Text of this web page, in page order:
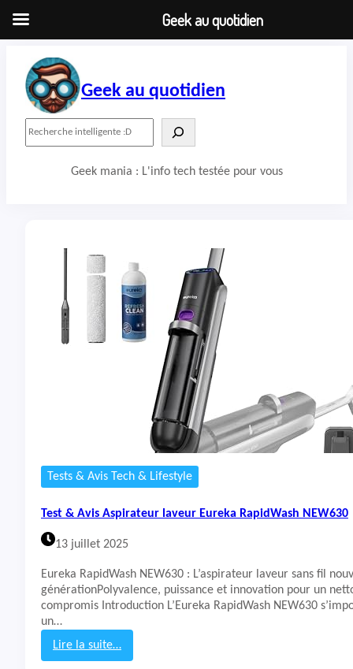
contenu
Geek au quotidien
Geek mania : L'info tech testée pour vous
Tests & Avis Tech & Lifestyle
Test & Avis Aspirateur laveur Eureka RapidWash NEW630
13 juillet 2025
Eureka RapidWash NEW630 : L’aspirateur laveur sans fil
générationPolyvalence, puissance et innovation pour un
compromis Introduction L’Eureka RapidWash NEW630
un…
Lire la suite…
:
Geek au quotidien